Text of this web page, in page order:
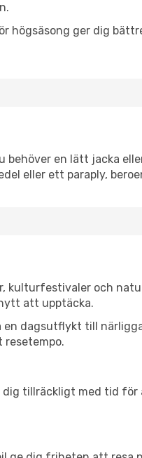
högsäsong ger dig
behöver en lätt jacka
eller ett paraply,
kulturfestivaler och
att upptäcka.
dagsutflykt till
resetempo.
tillräckligt med tid